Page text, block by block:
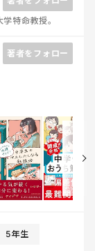
特命教授。
著者をフォロー
5年生